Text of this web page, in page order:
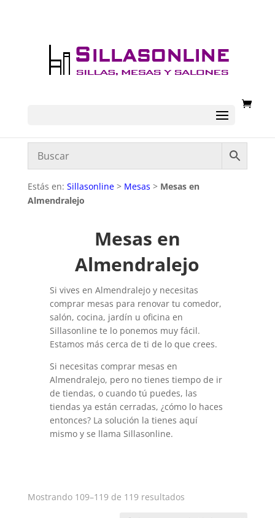
Estás en: Sillasonline> Mesas > Mesas en
Almendralejo
Mesas en
Almendralejo
Si vives en Almendralejo y necesitas
comprar mesas para renovar tu comedor,
salón, cocina, jardín u oficina en
Sillasonline te lo ponemos muy fácil.
Estamos más cerca de ti de lo que crees.
Si necesitas comprar mesas en
Almendralejo, pero no tienes tiempo de ir
de tiendas, o cuando tú puedes, las
tiendas ya están cerradas, ¿cómo lo haces
entonces? La solución la tienes aquí
mismo y se llama Sillasonline.
Mostrando 109–119 de 119 resultadosOrdenado